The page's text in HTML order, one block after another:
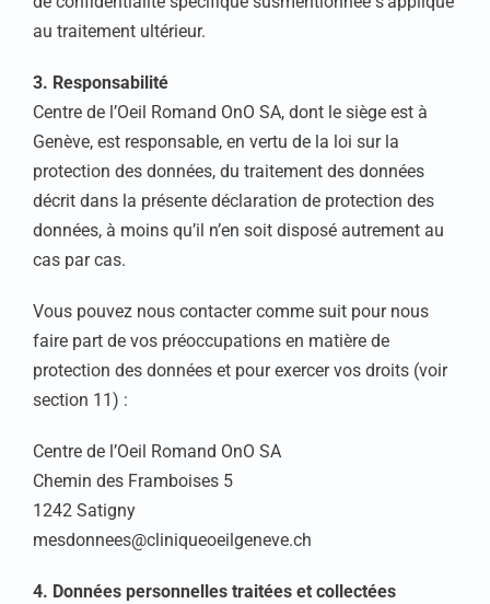
au traitement ultérieur.
3. Responsabilité
Centre de l’Oeil Romand OnO SA, dont le siège est à
Genève, est responsable, en vertu de la loi sur la
protection des données, du traitement des données
décrit dans la présente déclaration de protection des
données, à moins qu’il n’en soit disposé autrement au
cas par cas.
Vous pouvez nous contacter comme suit pour nous
faire part de vos préoccupations en matière de
protection des données et pour exercer vos droits (voir
section 11) :
Centre de l’Oeil Romand OnO SA
Chemin des Framboises 5
1242 Satigny
mesdonnees@cliniqueoeilgeneve.ch
4. Données personnelles traitées et collectées